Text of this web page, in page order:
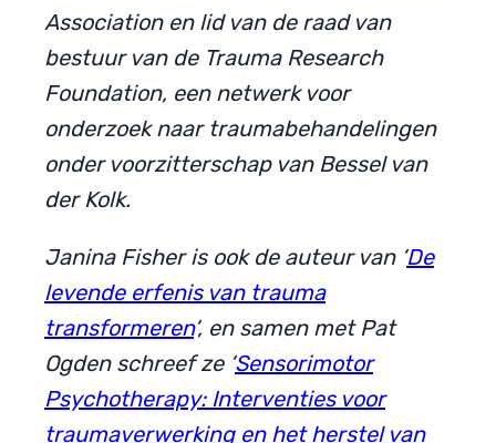
Association en lid van de raad van
bestuur van de Trauma Research
Foundation, een netwerk voor
onderzoek naar traumabehandelingen
onder voorzitterschap van Bessel van
der Kolk.
Janina Fisher is ook de auteur van ‘De
levende erfenis van trauma
transformeren‘, en samen met Pat
Ogden schreef ze ‘Sensorimotor
Psychotherapy: Interventies voor
traumaverwerking en het herstel van